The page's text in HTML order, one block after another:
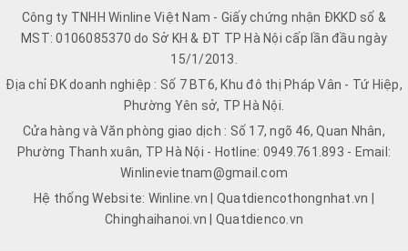
Công ty TNHH Winline Việt Nam - Giấy chứng nhận ĐKKD số &
MST: 0106085370 do Sở KH & ĐT TP Hà Nội cấp lần đầu ngày
15/1/2013.
Địa chỉ ĐK doanh nghiệp : Số 7 BT6, Khu đô thị Pháp Vân - Tứ Hiệp,
Phường Yên sở, TP Hà Nội.
Cửa hàng và Văn phòng giao dịch : Số 17, ngõ 46, Quan Nhân,
Phường Thanh xuân, TP Hà Nội - Hotline: 0949.761.893 - Email:
Winlinevietnam@gmail.com
Hệ thống Website: Winline.vn | Quatdiencothongnhat.vn |
Chinghaihanoi.vn | Quatdienco.vn